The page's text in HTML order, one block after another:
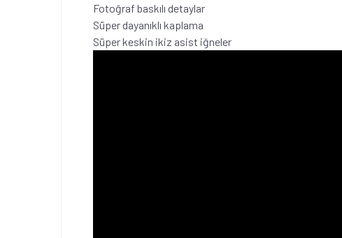
Fotoğraf baskılı detaylar
Süper dayanıklı kaplama
Süper keskin ikiz asist iğneler